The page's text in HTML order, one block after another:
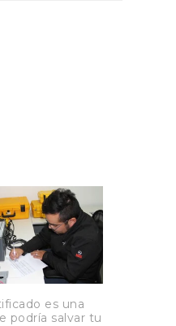
es una
podría salvar tu